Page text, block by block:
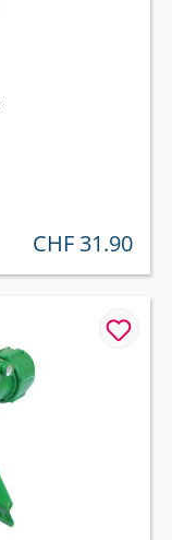
regulärer preis:
CHF 31.90